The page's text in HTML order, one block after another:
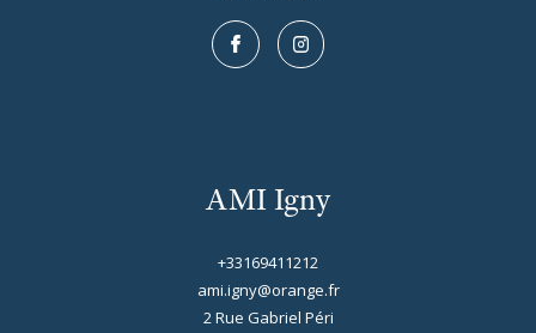
AMI Igny
+33169411212
ami.igny@orange.fr
2 Rue Gabriel Péri